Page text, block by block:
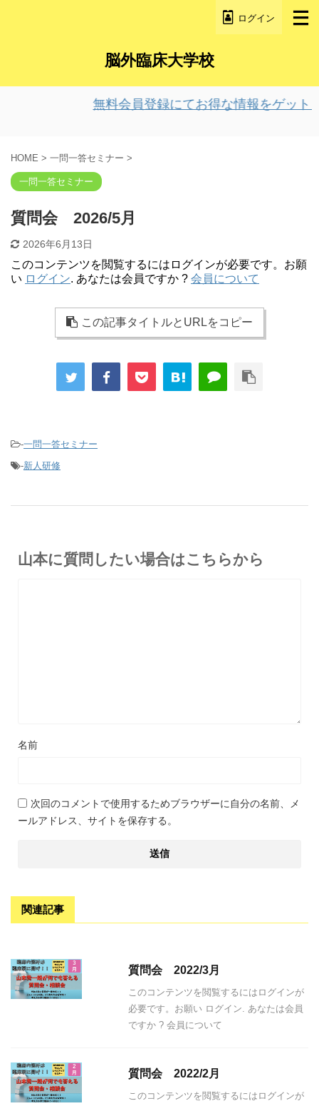
ログイン
脳外臨床大学校
無料会員登録にてお得な情報をゲット！
HOME > 一問一答セミナー >
一問一答セミナー
質問会 2026/5月
2026年6月13日
このコンテンツを閲覧するにはログインが必要です。お願
い ログイン. あなたは会員ですか ? 会員について
この記事タイトルとURLをコピー
-一問一答セミナー
-新人研修
山本に質問したい場合はこちらから
名前
次回のコメントで使用するためブラウザーに自分の名前、メ
ールアドレス、サイトを保存する。
関連記事
質問会 2022/3月
このコンテンツを閲覧するにはログインが
必要です。お願い ログイン. あなたは会員
ですか ? 会員について
質問会 2022/2月
このコンテンツを閲覧するにはログインが